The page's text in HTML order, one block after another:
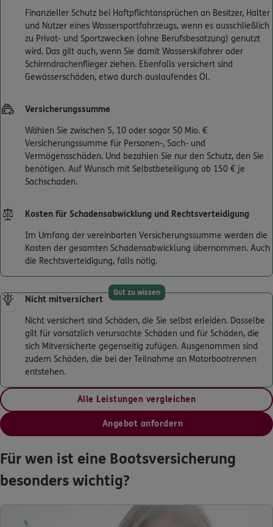
Sehen Sie auf einen Blick Ihre Versicherungen bei ERGO,
dem ERGO Rechtsschutz und der DKV.
Zum Kundenportal
Schaden- oder Leistungsfall melden
Bequem online oder telefonisch.
Mo–Sa 7–20 Uhr (gebührenfrei)
Kundenportal Log-in
Finanzieller Schutz bei Haftpflichtansprüchen an Besitzer, Halter
und Nutzer eines Wassersportfahrzeugs, wenn es ausschließlich
zu Privat- und Sportzwecken (ohne Berufsbesatzung) genutzt
wird. Das gilt auch, wenn Sie damit Wasserskifahrer oder
Schirmdrachenflieger ziehen. Ebenfalls versichert sind
Gewässerschäden, etwa durch auslaufendes Öl.
Versicherungssumme
Wählen Sie zwischen 5, 10 oder sogar 50 Mio. €
Versicherungssumme für Personen-, Sach- und
Vermögensschäden. Und bezahlen Sie nur den Schutz, den Sie
benötigen. Auf Wunsch mit Selbstbeteiligung ab 150 € je
Sachschaden.
Kosten für Schadensabwicklung und Rechtsverteidigung
Im Umfang der vereinbarten Versicherungssumme werden die
Kosten der gesamten Schadensabwicklung übernommen. Auch
die Rechtsverteidigung, falls nötig.
Gut zu wissen
Nicht mitversichert
Nicht versichert sind Schäden, die Sie selbst erleiden. Dasselbe
gilt für vorsätzlich verursachte Schäden und für Schäden, die
sich Mitversicherte gegenseitig zufügen. Ausgenommen sind
zudem Schäden, die bei der Teilnahme an Motorbootrennen
entstehen.
Alle Leistungen vergleichen
Angebot anfordern
Für wen ist eine Bootsversicherung
besonders wichtig?